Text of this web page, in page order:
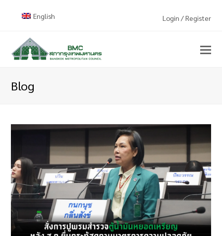
English Login / Register
Blog